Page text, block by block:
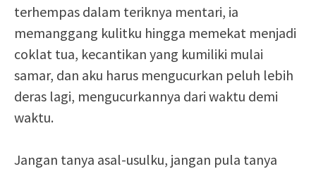
terhempas dalam teriknya mentari, ia
memanggang kulitku hingga memekat menjadi
coklat tua, kecantikan yang kumiliki mulai
samar, dan aku harus mengucurkan peluh lebih
deras lagi, mengucurkannya dari waktu demi
waktu.
Jangan tanya asal-usulku, jangan pula tanya